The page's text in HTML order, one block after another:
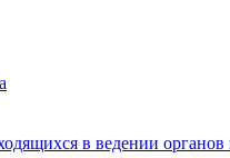
в ведении